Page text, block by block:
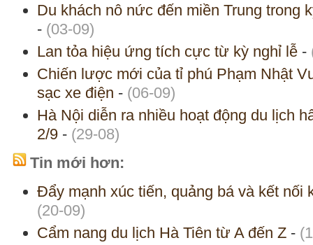
Du khách nô nức đến miền Trung trong
- (03-09)
Lan tỏa hiệu ứng tích cực từ kỳ nghỉ lễ -
Chiến lược mới của tỉ phú Phạm Nhật
sạc xe điện - (06-09)
Hà Nội diễn ra nhiều hoạt động du lịch
2/9 - (29-08)
Tin mới hơn:
Đẩy mạnh xúc tiến, quảng bá và kết nối
(20-09)
Cẩm nang du lịch Hà Tiên từ A đến Z -